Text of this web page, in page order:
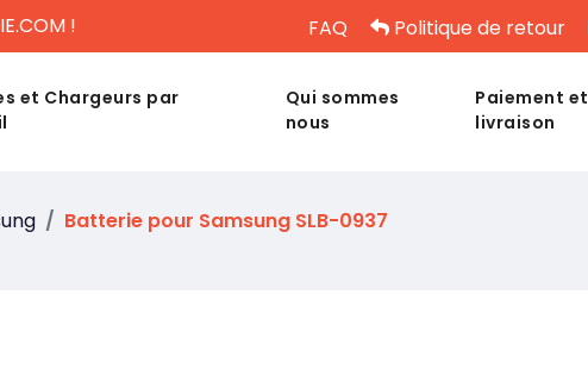
! FAQ Politique de retour
et Chargeurs par
Qui sommes
nous
Paiement et
livraison
Batterie pour Samsung SLB-0937